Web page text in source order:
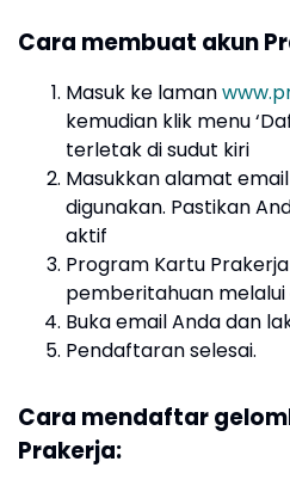
Cara membuat akun
Masuk ke laman
kemudian klik menu
terletak di sudut kiri
Masukkan alamat
digunakan. Pastikan
aktif
Program Kartu
pemberitahuan melalui
Buka email Anda dan
Pendaftaran selesai.
Cara mendaftar
Prakerja: